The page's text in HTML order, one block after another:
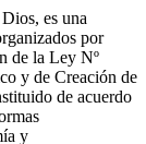
es una
por
de la Ley Nº
y de Creación de
de acuerdo
y